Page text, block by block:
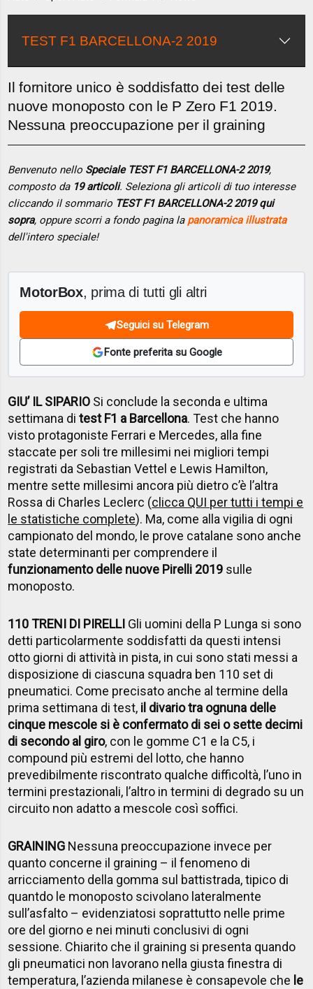
TEST F1 BARCELLONA-2 2019
Il fornitore unico è soddisfatto dei test delle
nuove monoposto con le P Zero F1 2019.
Nessuna preoccupazione per il graining
Benvenuto nello Speciale TEST F1 BARCELLONA-2 2019,
composto da 19 articoli. Seleziona gli articoli di tuo interesse
cliccando il sommario TEST F1 BARCELLONA-2 2019 qui
sopra, oppure scorri a fondo pagina la panoramica illustrata
dell'intero speciale!
MotorBox, prima di tutti gli altri
Seguici su Telegram
Fonte preferita su Google
GIU’ IL SIPARIO Si conclude la seconda e ultima
settimana ditest F1 a Barcellona. Test che hanno
visto protagoniste Ferrari e Mercedes, alla fine
staccate per soli tre millesimi nei migliori tempi
registrati da Sebastian Vettel e Lewis Hamilton,
mentre sette millesimi ancora più dietro c’è l’altra
Rossa di Charles Leclerc (clicca QUI per tutti i tempi e
le statistiche complete). Ma, come alla vigilia di ogni
campionato del mondo, le prove catalane sono anche
state determinanti per comprendere il
funzionamento delle nuove Pirelli 2019 sulle
monoposto.
110 TRENI DI PIRELLI Gli uomini della P Lunga si sono
detti particolarmente soddisfatti da questi intensi
otto giorni di attività in pista, in cui sono stati messi a
disposizione di ciascuna squadra ben 110 set di
pneumatici. Come precisato anche al termine della
prima settimana di test, il divario tra ognuna delle
cinque mescole si è confermato di sei o sette decimi
di secondo al giro, con le gomme C1 e la C5, i
compound più estremi del lotto, che hanno
prevedibilmente riscontrato qualche difficoltà, l’uno in
termini prestazionali, l’altro in termini di degrado su un
circuito non adatto a mescole così soffici.
GRAINING Nessuna preoccupazione invece per
quanto concerne il graining – il fenomeno di
arricciamento della gomma sul battistrada, tipico di
quantdo le monoposto scivolano lateralmente
sull’asfalto – evidenziatosi soprattutto nelle prime
ore del giorno e nei minuti conclusivi di ogni
sessione. Chiarito che il graining si presenta quando
gli pneumatici non lavorano nella giusta finestra di
temperatura, l’azienda milanese è consapevole che le